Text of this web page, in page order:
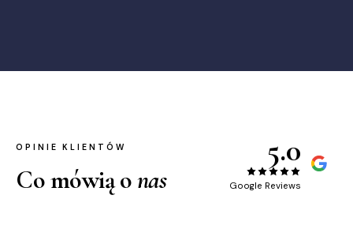
OPINIE KLIENTÓW
Co mówią onas
5.0
Google Reviews